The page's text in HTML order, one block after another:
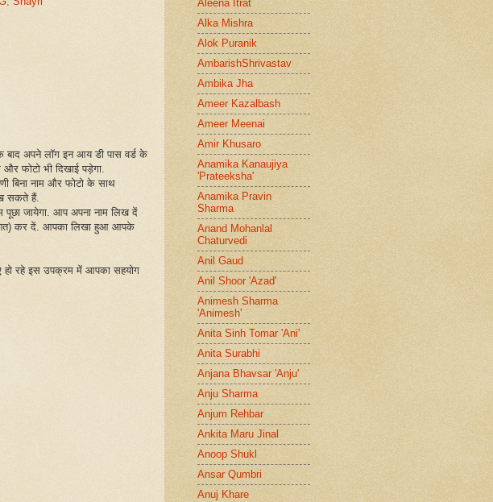
अपने लॉग इन आय डी पास वर्ड के
फोटो भी दिखाई पड़ेगा.
बिना नाम और फोटो के साथ
सकते हैं.
जायेगा. आप अपना नाम लिख दें
कर दें. आपका लिखा हुआ आपके
हो रहे इस उपक्रम में आपका सहयोग
Aleena Itrat
Alka Mishra
Alok Puranik
AmbarishShrivastav
Ambika Jha
Ameer Kazalbash
Ameer Meenai
Amir Khusaro
Anamika Kanaujiya
'Prateeksha'
Anamika Pravin
Sharma
Anand Mohanlal
Chaturvedi
Anil Gaud
Anil Shoor 'Azad'
Animesh Sharma
'Animesh'
Anita Sinh Tomar 'Ani'
Anita Surabhi
Anjana Bhavsar 'Anju'
Anju Sharma
Anjum Rehbar
Ankita Maru Jinal
Anoop Shukl
Ansar Qumbri
Anuj Khare